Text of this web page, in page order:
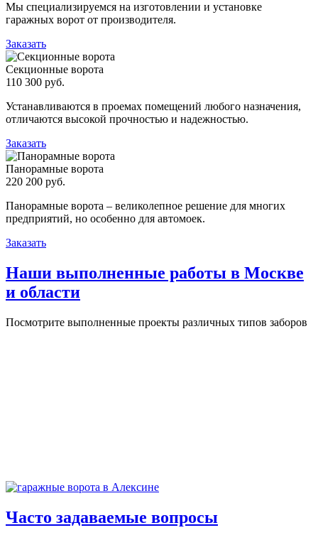
Мы специализируемся на изготовлении и установке
гаражных ворот от производителя.
Заказать
Секционные ворота
110 300 руб.
Устанавливаются в проемах помещений любого назначения,
отличаются высокой прочностью и надежностью.
Заказать
Панорамные ворота
220 200 руб.
Панорамные ворота – великолепное решение для многих
предприятий, но особенно для автомоек.
Заказать
Наши выполненные работы в Москве
и области
Посмотрите выполненные проекты различных типов заборов
Часто задаваемые вопросы